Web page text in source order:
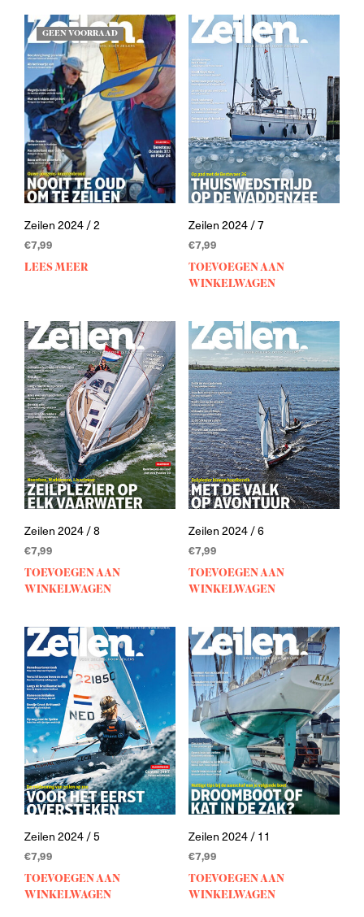
GEEN VOORRAAD
Zeilen 2024 / 2
€7,99
LEES MEER
Zeilen 2024 / 7
€7,99
TOEVOEGEN AAN
WINKELWAGEN
Zeilen 2024 / 8
€7,99
TOEVOEGEN AAN
WINKELWAGEN
Zeilen 2024 / 6
€7,99
TOEVOEGEN AAN
WINKELWAGEN
Zeilen 2024 / 5
€7,99
TOEVOEGEN AAN
WINKELWAGEN
Zeilen 2024 / 11
€7,99
TOEVOEGEN AAN
WINKELWAGEN